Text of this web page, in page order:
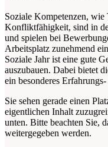
Soziale Kompetenzen,
Konfliktfähigkeit, sind in
und spielen bei
Arbeitsplatz zunehmend
Soziale Jahr ist eine gute
auszubauen. Dabei bietet
ein besonderes
Sie sehen gerade einen
eigentlichen Inhalt
unten. Bitte beachten Sie,
weitergegeben werden.